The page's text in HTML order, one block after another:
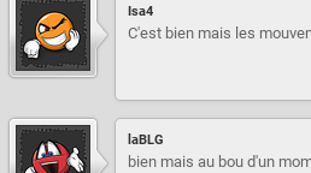
Isa4
C'est bien mais les
laBLG
bien mais au bou d'un